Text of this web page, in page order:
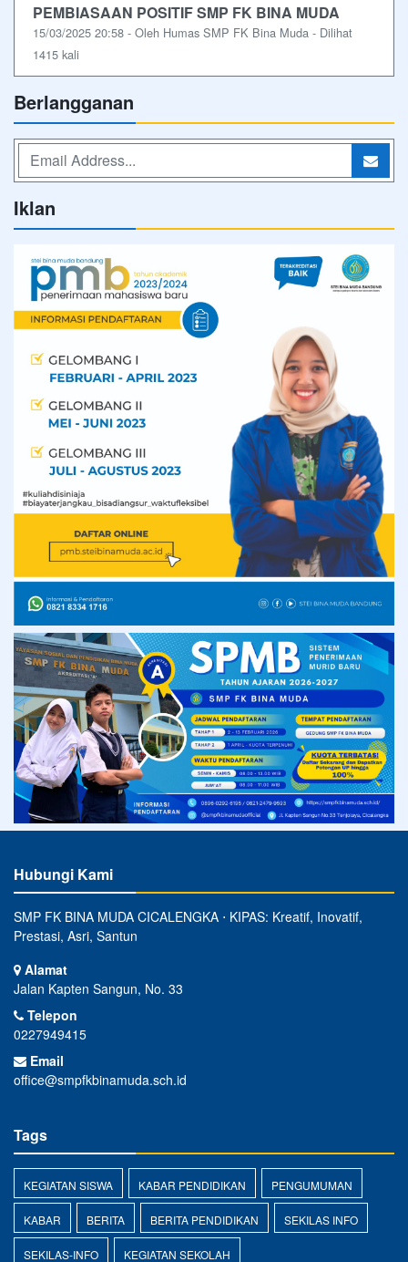
PEMBIASAAN POSITIF SMP FK BINA MUDA
15/03/2025 20:58 - Oleh Humas SMP FK Bina Muda - Dilihat
1415 kali
Berlangganan
Iklan
Hubungi Kami
SMP FK BINA MUDA CICALENGKA ⋅ KIPAS: Kreatif, Inovatif,
Prestasi, Asri, Santun
Alamat
Jalan Kapten Sangun, No. 33
Telepon
0227949415
Email
office@smpfkbinamuda.sch.id
Tags
KEGIATAN SISWA KABAR PENDIDIKAN PENGUMUMAN
KABAR BERITA BERITA PENDIDIKAN SEKILAS INFO
SEKILAS-INFO KEGIATAN SEKOLAH